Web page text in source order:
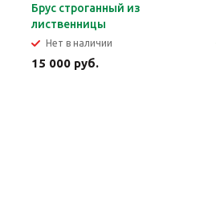
Брус строганный из
лиственницы
Нет в наличии
15 000 руб.